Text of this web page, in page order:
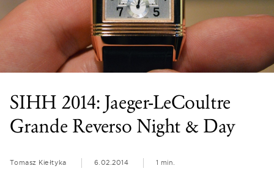
SIHH 2014: Jaeger-LeCoultre
Grande Reverso Night & Day
Tomasz Kiełtyka 6.02.2014 1 min.